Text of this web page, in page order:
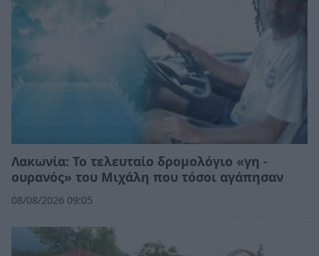
Λακωνία: Το τελευταίο δρομολόγιο «γη -
ουρανός» του Μιχάλη που τόσοι αγάπησαν
08/08/2026 09:05